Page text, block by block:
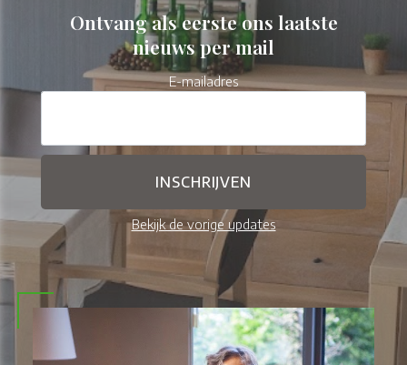
Ontvang als eerste ons laatste
nieuws per mail
E-mailadres
Bekijk de vorige updates